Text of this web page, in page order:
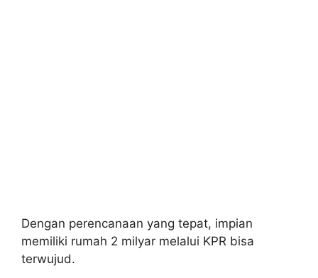
Dengan perencanaan yang tepat, impian
memiliki rumah 2 milyar melalui KPR bisa
terwujud.